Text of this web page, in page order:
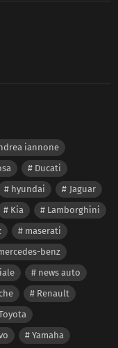
iannone
Ducati
hyundai
Jaguar
Kia
Lamborghini
maserati
benz
news auto
Renault
Yamaha